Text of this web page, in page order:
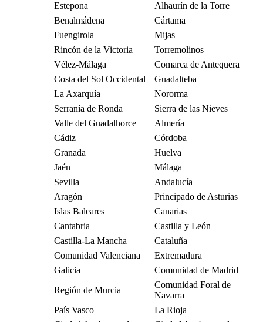
Estepona
Alhaurín de la Torre
Benalmádena
Cártama
Fuengirola
Mijas
Rincón de la Victoria
Torremolinos
Vélez-Málaga
Comarca de Antequera
Costa del Sol Occidental
Guadalteba
La Axarquía
Nororma
Serranía de Ronda
Sierra de las Nieves
Valle del Guadalhorce
Almería
Cádiz
Córdoba
Granada
Huelva
Jaén
Málaga
Sevilla
Andalucía
Aragón
Principado de Asturias
Islas Baleares
Canarias
Cantabria
Castilla y León
Castilla-La Mancha
Cataluña
Comunidad Valenciana
Extremadura
Galicia
Comunidad de Madrid
Región de Murcia
Comunidad Foral de
Navarra
País Vasco
La Rioja